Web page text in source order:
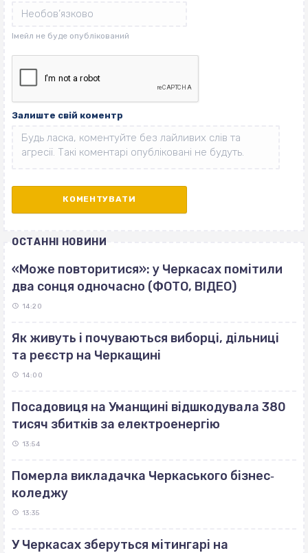
Залиште свій коментр
ОСТАННІ НОВИНИ
«Може повторитися»: у Черкасах помітили
два сонця одночасно (ФОТО, ВІДЕО)
14:20
Як живуть і почуваються виборці, дільниці
та реєстр на Черкащині
14:00
Посадовиця на Уманщині відшкодувала 380
тисяч збитків за електроенергію
13:54
Померла викладачка Черкаського бізнес‐
коледжу
13:35
У Черкасах зберуться мітингарі на